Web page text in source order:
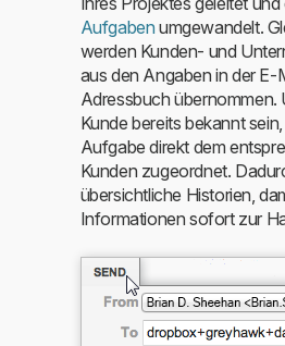
Aufgabenumgewandelt.
werden Kunden- und
aus den Angaben in der E-
Adressbuch übernommen.
Kunde bereits bekannt
Aufgabe direkt dem
Kunden zugeordnet.
übersichtliche Historien,
Informationen sofort zur